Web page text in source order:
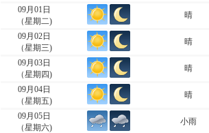
09月01日
（星期二)
晴
09月02日
（星期三)
晴
09月03日
（星期四)
晴
09月04日
（星期五)
晴
09月05日
（星期六)
小雨